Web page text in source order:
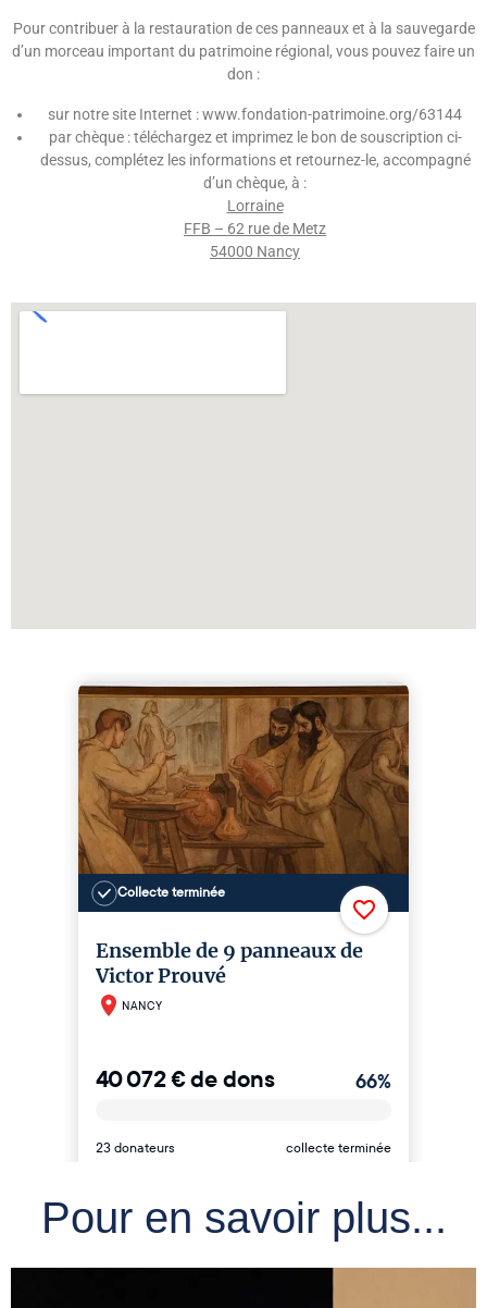
Pour contribuer à la restauration de ces panneaux et à la sauvegarde
d’un morceau important du patrimoine régional, vous pouvez faire un
don :
sur notre site Internet : www.fondation-patrimoine.org/63144
par chèque : téléchargez et imprimez le bon de souscription ci-
dessus, complétez les informations et retournez-le, accompagné
d’un chèque, à :
Lorraine
FFB – 62 rue de Metz
54000 Nancy
Pour en savoir plus...